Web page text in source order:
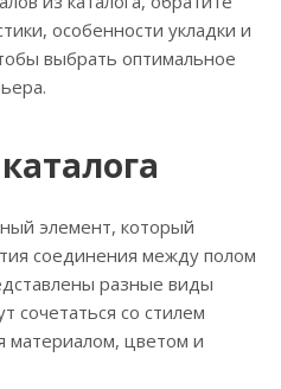
особенности укладки и
выбрать оптимальное
элемент, который
соединения между полом
разные виды
сочетаться со стилем
материалом, цветом и